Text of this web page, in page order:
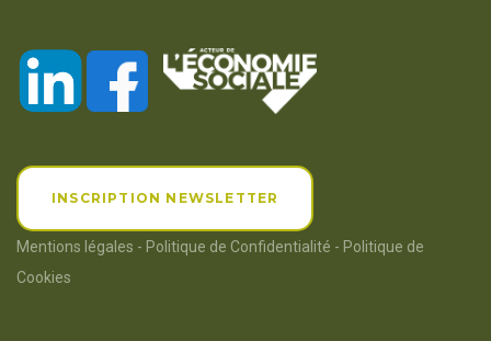
INSCRIPTION NEWSLETTER
Mentions légales - Politique de Confidentialité - Politique de
Cookies